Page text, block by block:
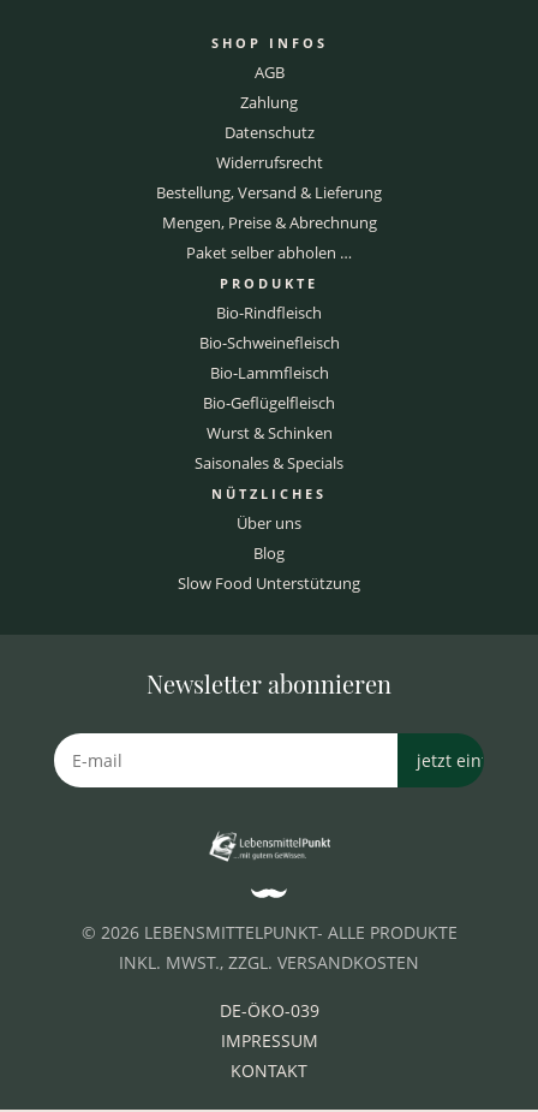
SHOP INFOS
AGB
Zahlung
Datenschutz
Widerrufsrecht
Bestellung, Versand & Lieferung
Mengen, Preise & Abrechnung
Paket selber abholen …
PRODUKTE
Bio-Rindfleisch
Bio-Schweinefleisch
Bio-Lammfleisch
Bio-Geflügelfleisch
Wurst & Schinken
Saisonales & Specials
NÜTZLICHES
Über uns
Blog
Slow Food Unterstützung
Newsletter abonnieren
© 2026 LEBENSMITTELPUNKT- ALLE PRODUKTE
INKL. MWST., ZZGL. VERSANDKOSTEN
DE-ÖKO-039
IMPRESSUM
KONTAKT